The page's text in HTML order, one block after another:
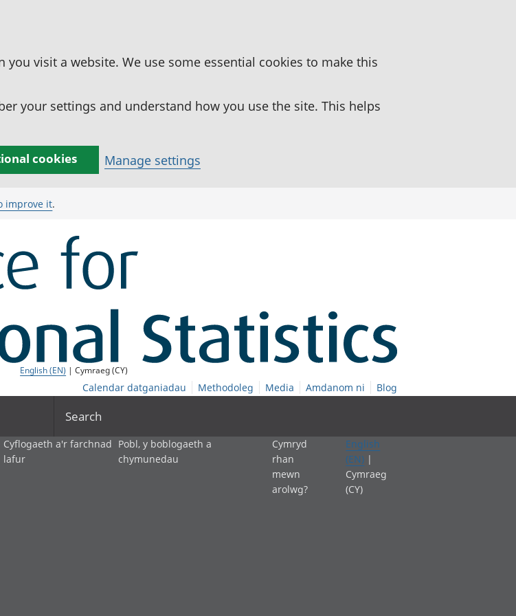
visit a website. We use some essential cookies to make this
your settings and understand how you use the site. This helps
cookies Manage settings
improve it.
English (EN) | Cymraeg (CY)
Calendar datganiadau Methodoleg Media Amdanom ni Blog
Search
Cyflogaeth a'r farchnad
lafur
Pobl, y boblogaeth a
chymunedau
Cymryd
rhan
mewn
arolwg?
English
(EN) |
Cymraeg
(CY)